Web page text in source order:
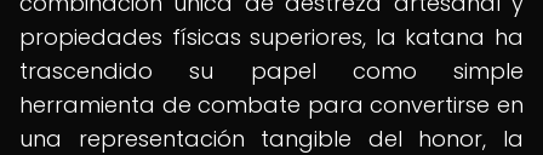
propiedades físicas superiores, la katana ha
trascendido su papel como simple
herramienta de combate para convertirse en
una representación tangible del honor, la